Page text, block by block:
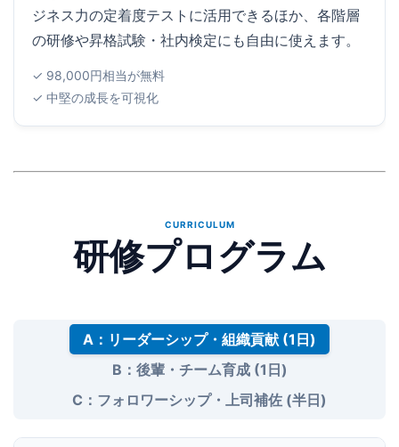
ジネス力の定着度テストに活用できるほか、各階層
の研修や昇格試験・社内検定にも自由に使えます。
✓ 98,000円相当が無料
✓ 中堅の成長を可視化
CURRICULUM
研修プログラム
A：リーダーシップ・組織貢献 (1日)
B：後輩・チーム育成 (1日)
C：フォロワーシップ・上司補佐 (半日)